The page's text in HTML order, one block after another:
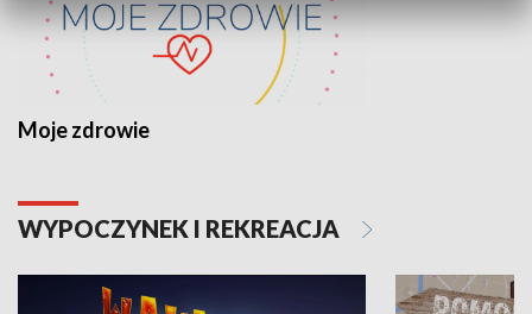
Moje zdrowie
WYPOCZYNEK I REKREACJA